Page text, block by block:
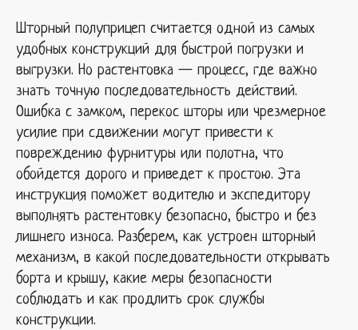
Шторный полуприцеп считается одной из самых
удобных конструкций для быстрой погрузки и
выгрузки. Но растентовка — процесс, где важно
знать точную последовательность действий.
Ошибка с замком, перекос шторы или чрезмерное
усилие при сдвижении могут привести к
повреждению фурнитуры или полотна, что
обойдется дорого и приведет к простою. Эта
инструкция поможет водителю и экспедитору
выполнять растентовку безопасно, быстро и без
лишнего износа. Разберем, как устроен шторный
механизм, в какой последовательности открывать
борта и крышу, какие меры безопасности
соблюдать и как продлить срок службы
конструкции.